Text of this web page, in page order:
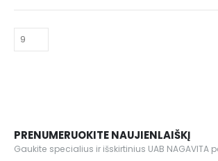
PRENUMERUOKITE NAUJIENLAIŠKĮ
Gaukite specialius ir išskirtinius UAB NAGAVITA